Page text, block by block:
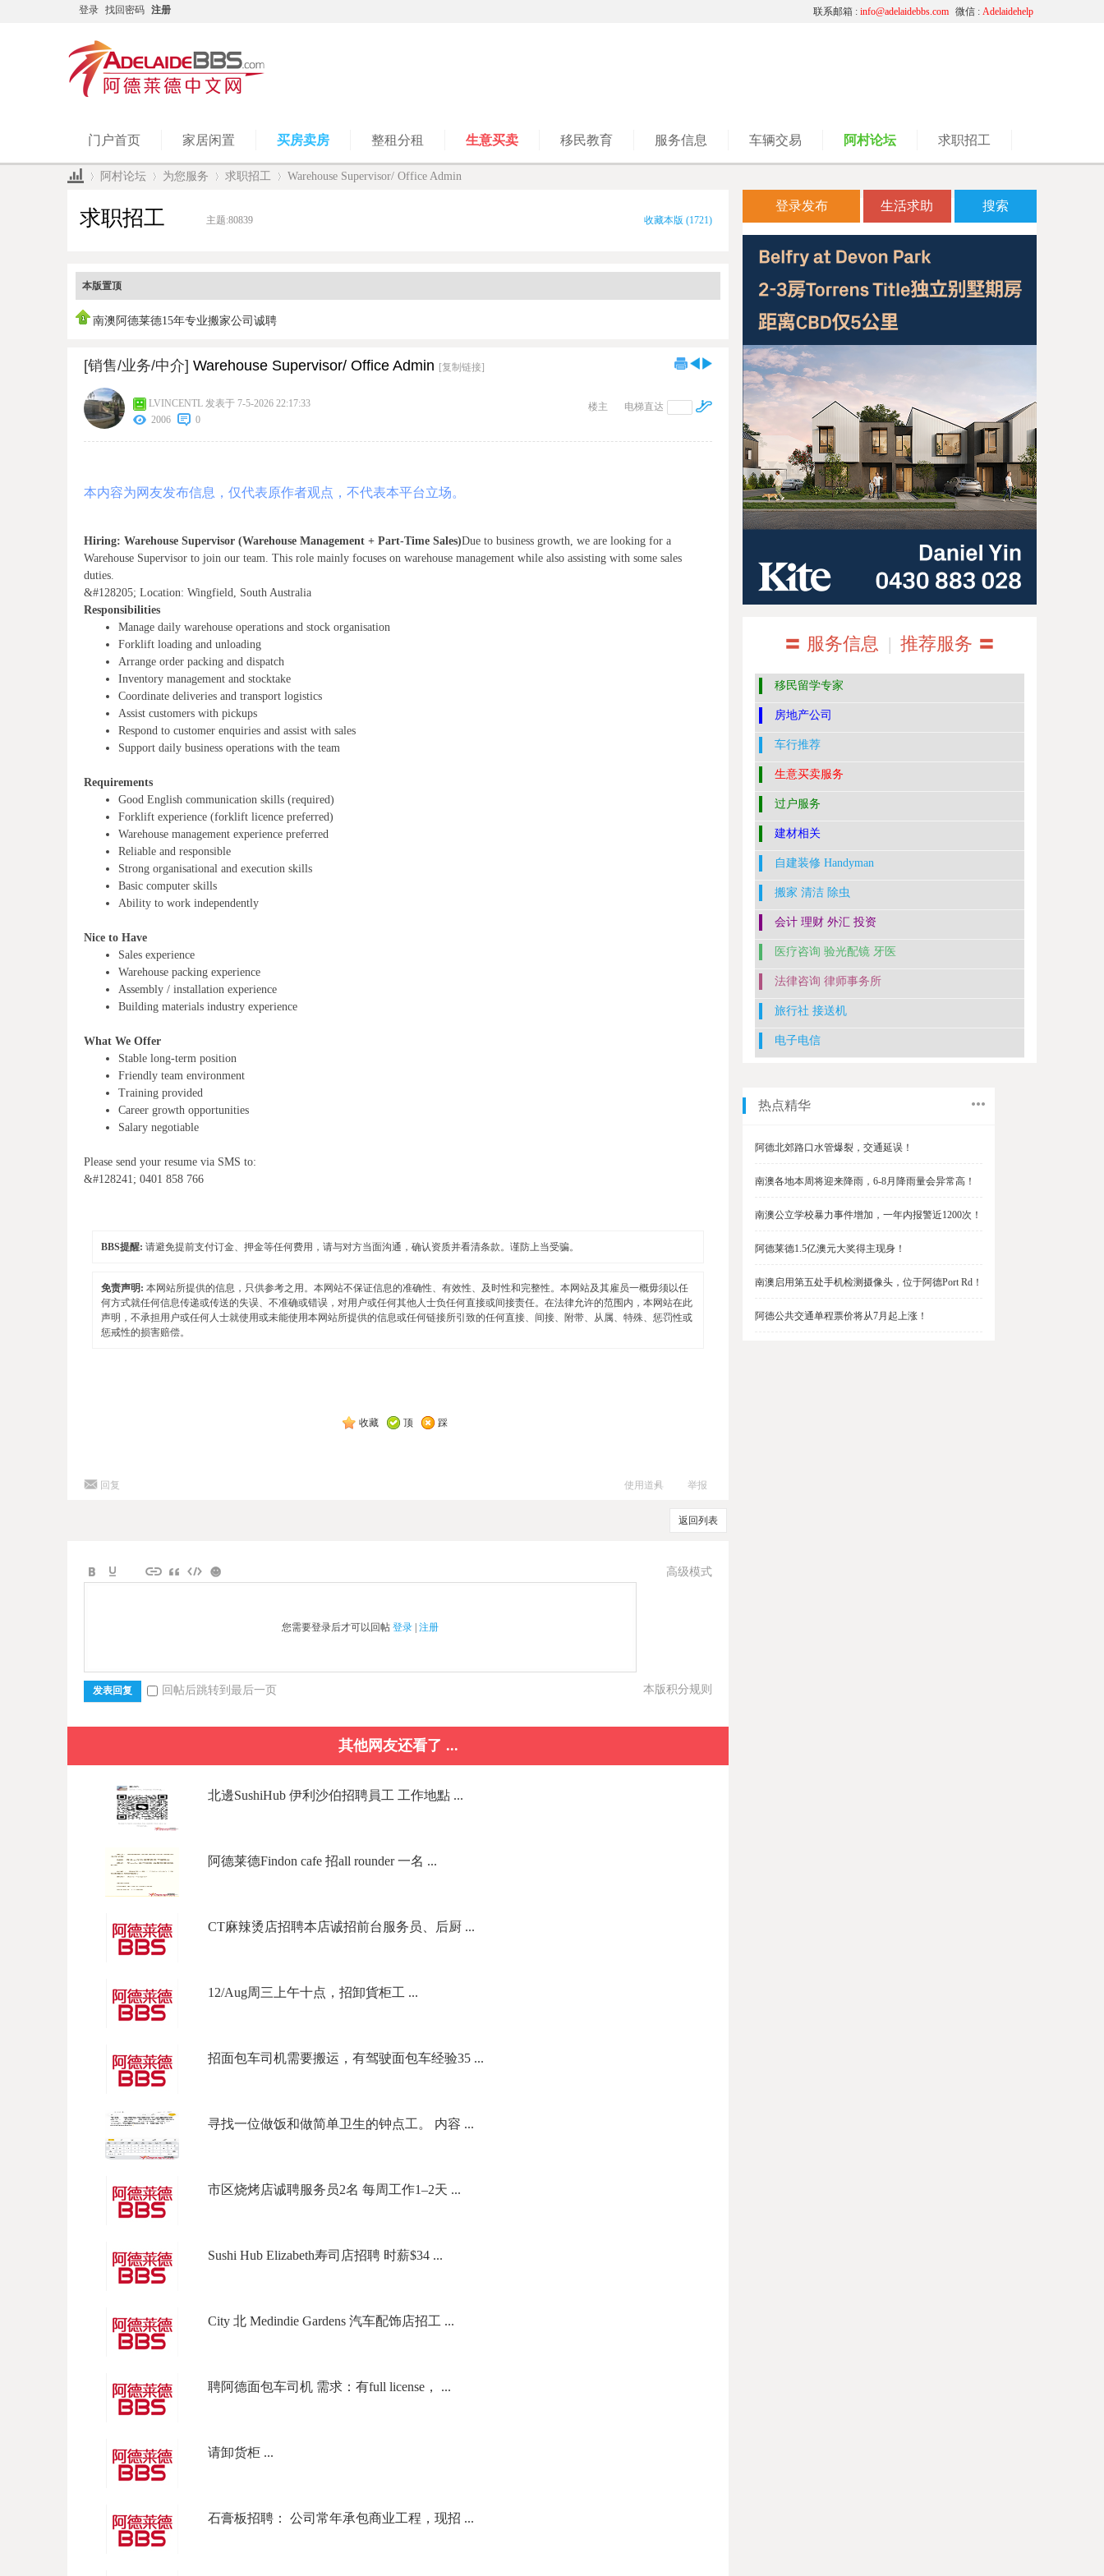
登录 找回密码 注册 微信 : Adelaidehelp
联系邮箱 : info@adelaidebbs.com
门户首页 家居闲置 买房卖房 整租分租 生意买卖 移民教育 服务信息 车辆交易 阿村论坛 求职招工
阿村论坛 为您服务 求职招工 Warehouse Supervisor/ Office Admin
求职招工 主题:80839 收藏本版 (1721)
本版置顶
南澳阿德莱德15年专业搬家公司诚聘
[销售/业务/中介] Warehouse Supervisor/ Office Admin [复制链接]
电梯直达
楼主
LVINCENTL 发表于 7-5-2026 22:17:33
2006
0
本内容为网友发布信息，仅代表原作者观点，不代表本平台立场。
Hiring: Warehouse Supervisor (Warehouse Management + Part-Time Sales)Due to business growth, we are looking for a
Warehouse Supervisor to join our team. This role mainly focuses on warehouse management while also assisting with some sales
duties.
&#128205; Location: Wingfield, South Australia
Responsibilities
Manage daily warehouse operations and stock organisation
Forklift loading and unloading
Arrange order packing and dispatch
Inventory management and stocktake
Coordinate deliveries and transport logistics
Assist customers with pickups
Respond to customer enquiries and assist with sales
Support daily business operations with the team
Requirements
Good English communication skills (required)
Forklift experience (forklift licence preferred)
Warehouse management experience preferred
Reliable and responsible
Strong organisational and execution skills
Basic computer skills
Ability to work independently
Nice to Have
Sales experience
Warehouse packing experience
Assembly / installation experience
Building materials industry experience
What We Offer
Stable long-term position
Friendly team environment
Training provided
Career growth opportunities
Salary negotiable
Please send your resume via SMS to:
&#128241; 0401 858 766
BBS提醒: 请避免提前支付订金、押金等任何费用，请与对方当面沟通，确认资质并看清条款。谨防上当受骗。
免责声明: 本网站所提供的信息，只供参考之用。本网站不保证信息的准确性、有效性、及时性和完整性。本网站及其雇员一概毋须以任
何方式就任何信息传递或传送的失误、不准确或错误，对用户或任何其他人士负任何直接或间接责任。在法律允许的范围内，本网站在此
声明，不承担用户或任何人士就使用或未能使用本网站所提供的信息或任何链接所引致的任何直接、间接、附带、从属、特殊、惩罚性或
惩戒性的损害赔偿。
收藏 顶 踩
回复 使用道具 举报
返回列表
高级模式
您需要登录后才可以回帖 登录 | 注册
本版积分规则
发表回复 回帖后跳转到最后一页
其他网友还看了 ...
北邊SushiHub 伊利沙伯招聘員工 工作地點 ...
阿德莱德Findon cafe 招all rounder 一名 ...
CT麻辣烫店招聘本店诚招前台服务员、后厨 ...
12/Aug周三上午十点，招卸貨柜工 ...
招面包车司机需要搬运，有驾驶面包车经验35 ...
寻找一位做饭和做简单卫生的钟点工。 内容 ...
市区烧烤店诚聘服务员2名 每周工作1–2天 ...
Sushi Hub Elizabeth寿司店招聘 时薪$34 ...
City 北 Medindie Gardens 汽车配饰店招工 ...
聘阿德面包车司机 需求：有full license， ...
请卸货柜 ...
石膏板招聘： 公司常年承包商业工程，现招 ...
登录发布 生活求助 搜索
〓 服务信息 | 推荐服务 〓
移民留学专家
房地产公司
车行推荐
生意买卖服务
过户服务
建材相关
自建装修 Handyman
搬家 清洁 除虫
会计 理财 外汇 投资
医疗咨询 验光配镜 牙医
法律咨询 律师事务所
旅行社 接送机
电子电信
热点精华
阿德北郊路口水管爆裂，交通延误！
南澳各地本周将迎来降雨，6-8月降雨量会异常高！
南澳公立学校暴力事件增加，一年内报警近1200次！
阿德莱德1.5亿澳元大奖得主现身！
南澳启用第五处手机检测摄像头，位于阿德Port Rd！
阿德公共交通单程票价将从7月起上涨！